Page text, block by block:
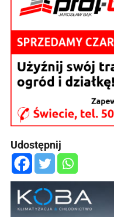
Udostępnij